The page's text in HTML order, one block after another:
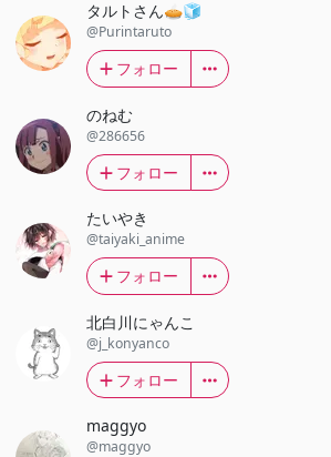
タルトさん🥧🧊
@Purintaruto
フォロー
のねむ
@286656
フォロー
たいやき
@taiyaki_anime
フォロー
北白川にゃんこ
@j_konyanco
フォロー
maggyo
@maggyo